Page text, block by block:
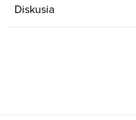
Diskusia